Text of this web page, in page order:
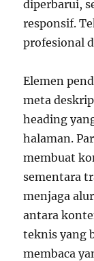
diperbarui,
responsif.
profesional
Elemen
meta
heading
halaman.
membuat
sementara
menjaga
antara
teknis yang
membaca